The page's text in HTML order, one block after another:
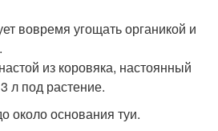
вовремя угощать органикой и
из коровяка, настоянный
л под растение.
около основания туи.